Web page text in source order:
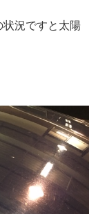
況ですと太陽